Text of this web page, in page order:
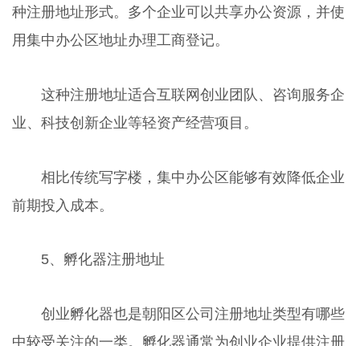
种注册地址形式。多个企业可以共享办公资源，并使
用集中办公区地址办理工商登记。
这种注册地址适合互联网创业团队、咨询服务企
业、科技创新企业等轻资产经营项目。
相比传统写字楼，集中办公区能够有效降低企业
前期投入成本。
5、孵化器注册地址
创业孵化器也是朝阳区公司注册地址类型有哪些
中较受关注的一类。孵化器通常为创业企业提供注册